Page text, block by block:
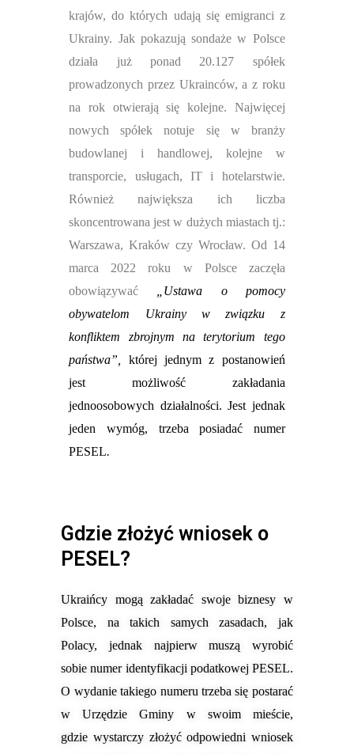
krajów, do których udają się emigranci z
Ukrainy. Jak pokazują sondaże w Polsce
działa już ponad 20.127 spółek
prowadzonych przez Ukrainców, a z roku
na rok otwierają się kolejne. Najwięcej
nowych spółek notuje się w branży
budowlanej i handlowej, kolejne w
transporcie, usługach, IT i hotelarstwie.
Również największa ich liczba
skoncentrowana jest w dużych miastach tj.:
Warszawa, Kraków czy Wrocław. Od 14
marca 2022 roku w Polsce zaczęła
obowiązywać
Ustawa o pomocy
obywatelom Ukrainy w związku z
konfliktem zbrojnym na terytorium tego
państwa”, której jednym z postanowień
jest możliwość zakładania
jednoosobowych działalności. Jest jednak
jeden wymóg, trzeba posiadać numer
PESEL.
Gdzie złożyć wniosek o
PESEL?
Ukraińcy mogą zakładać swoje biznesy w
Polsce, na takich samych zasadach, jak
Polacy, jednak najpierw muszą wyrobić
sobie numer identyfikacji podatkowej PESEL.
O wydanie takiego numeru trzeba się postarać
w Urzędzie Gminy w swoim mieście,
gdzie wystarczy złożyć odpowiedni wniosek